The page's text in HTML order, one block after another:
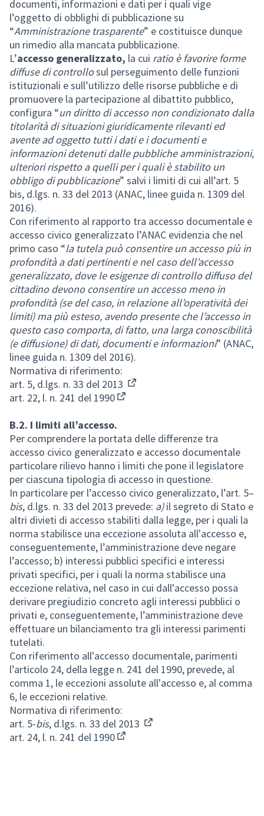
documenti, informazioni e dati per i quali vige
l’oggetto di obblighi di pubblicazione su
“Amministrazione trasparente” e costituisce dunque
un rimedio alla mancata pubblicazione.
L’accesso generalizzato, la cui ratio è favorire forme
diffuse di controllosul perseguimento delle funzioni
istituzionali e sull’utilizzo delle risorse pubbliche e di
promuovere la partecipazione al dibattito pubblico,
configura “un diritto di accesso non condizionato dalla
titolarità di situazioni giuridicamente rilevanti ed
avente ad oggetto tutti i dati e i documenti e
informazioni detenuti dalle pubbliche amministrazioni,
ulteriori rispetto a quelli per i quali è stabilito un
obbligo di pubblicazione” salvi i limiti di cui all’art. 5
bis, d.lgs. n. 33 del 2013 (ANAC, linee guida n. 1309 del
2016).
Con riferimento al rapporto tra accesso documentale e
accesso civico generalizzato l’ANAC evidenzia che nel
primo caso “la tutela può consentire un accesso più in
profondità a dati pertinenti e nel caso dell’accesso
generalizzato, dove le esigenze di controllo diffuso del
cittadino devono consentire un accesso meno in
profondità (se del caso, in relazione all’operatività dei
limiti) ma più esteso, avendo presente che l’accesso in
questo caso comporta, di fatto, una larga conoscibilità
(e diffusione) di dati, documenti e informazioni” (ANAC,
linee guida n. 1309 del 2016).
Normativa di riferimento:
art. 5, d.lgs. n. 33 del 2013
art. 22, l. n. 241 del 1990
B.2. I limiti all’accesso.
Per comprendere la portata delle differenze tra
accesso civico generalizzato e accesso documentale
particolare rilievo hanno i limiti che pone il legislatore
per ciascuna tipologia di accesso in questione.
In particolare per l’accesso civico generalizzato, l’art. 5–
bis, d.lgs. n. 33 del 2013 prevede: a)il segreto di Stato e
altri divieti di accesso stabiliti dalla legge, per i quali la
norma stabilisce una eccezione assoluta all'accesso e,
conseguentemente, l’amministrazione deve negare
l’accesso; b) interessi pubblici specifici e interessi
privati specifici, per i quali la norma stabilisce una
eccezione relativa, nel caso in cui dall'accesso possa
derivare pregiudizio concreto agli interessi pubblici o
privati e, conseguentemente, l’amministrazione deve
effettuare un bilanciamento tra gli interessi parimenti
tutelati.
Con riferimento all'accesso documentale, parimenti
l’articolo 24, della legge n. 241 del 1990, prevede, al
comma 1, le eccezioni assolute all'accesso e, al comma
6, le eccezioni relative.
Normativa di riferimento:
art. 5-bis, d.lgs. n. 33 del 2013
art. 24, l. n. 241 del 1990